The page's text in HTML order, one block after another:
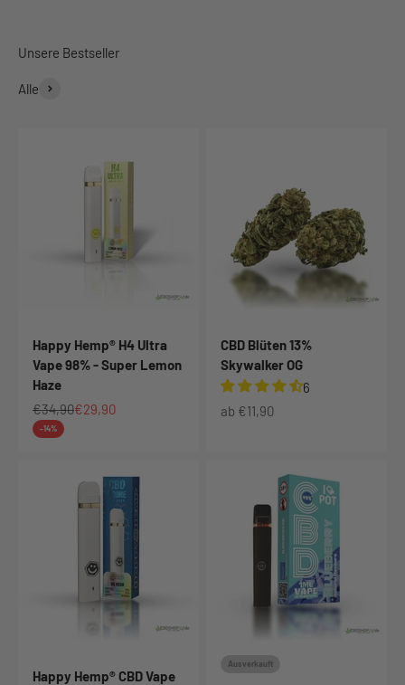
Alle
Happy Hemp® H4 Ultra
Vape 98% - Super Lemon
Haze
Regulärer Preis
€34,90Angebot
€29,90
-14%
CBD Blüten 13%
Skywalker OG
6
Angebot
ab €11,90
Happy Hemp® CBD Vape
Ausverkauft